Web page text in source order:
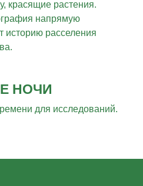
красящие растения.
напрямую
историю расселения
для исследований.
НОЧИ